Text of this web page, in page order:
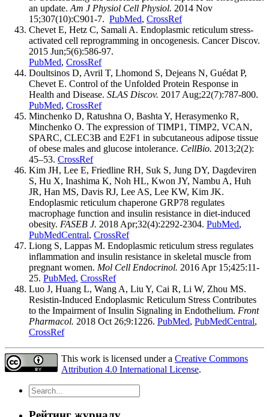
an update. Am J Physiol Cell Physiol. 2014 Nov
15;307(10):C901-7. PubMed, CrossRef
Chevet E, Hetz C, Samali A. Endoplasmic reticulum stress-
activated cell reprogramming in oncogenesis. Cancer Discov.
2015 Jun;5(6):586-97.
PubMed, CrossRef
Doultsinos D, Avril T, Lhomond S, Dejeans N, Guédat P,
Chevet E. Control of the Unfolded Protein Response in
Health and Disease. SLAS Discov. 2017 Aug;22(7):787-800.
PubMed, CrossRef
Minchenko D, Ratushna O, Bashta Y, Herasymenko R,
Minchenko O. The expression of TIMP1, TIMP2, VCAN,
SPARC, CLEC3B and E2F1 in subcutaneous adipose tissue
of obese males and glucose intolerance. CellBio. 2013;2(2):
45–53. CrossRef
Kim JH, Lee E, Friedline RH, Suk S, Jung DY, Dagdeviren
S, Hu X, Inashima K, Noh HL, Kwon JY, Nambu A, Huh
JR, Han MS, Davis RJ, Lee AS, Lee KW, Kim JK.
Endoplasmic reticulum chaperone GRP78 regulates
macrophage function and insulin resistance in diet-induced
obesity. FASEB J. 2018 Apr;32(4):2292-2304. PubMed,
PubMedCentral, CrossRef
Liong S, Lappas M. Endoplasmic reticulum stress regulates
inflammation and insulin resistance in skeletal muscle from
pregnant women. Mol Cell Endocrinol. 2016 Apr 15;425:11-
25. PubMed, CrossRef
Luo J, Huang L, Wang A, Liu Y, Cai R, Li W, Zhou MS.
Resistin-Induced Endoplasmic Reticulum Stress Contributes
to the Impairment of Insulin Signaling in Endothelium. Front
Pharmacol. 2018 Oct 26;9:1226. PubMed, PubMedCentral,
CrossRef
This work is licensed under a Creative Commons
Attribution 4.0 International License.